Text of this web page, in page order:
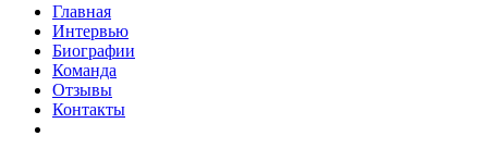
Главная
Интервью
Биографии
Команда
Отзывы
Контакты